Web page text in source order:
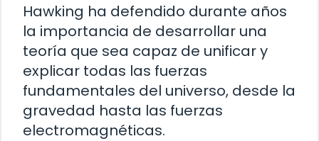
Hawking ha defendido durante años
la importancia de desarrollar una
teoría que sea capaz de unificar y
explicar todas las fuerzas
fundamentales del universo, desde la
gravedad hasta las fuerzas
electromagnéticas.